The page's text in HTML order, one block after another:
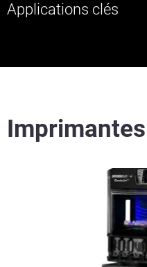
Applications clés